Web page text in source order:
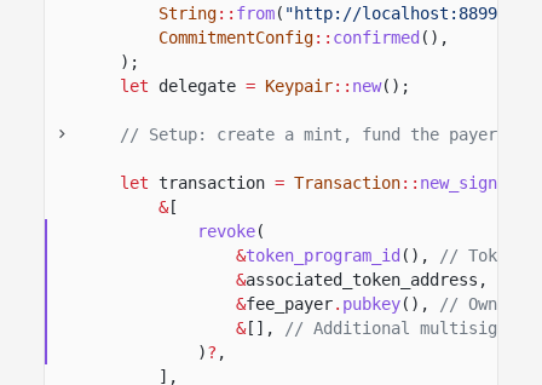
String:: from( "http://localhost:8899"
CommitmentConfig:: confirmed (),
);
let
delegate = Keypair:: new();
// Setup: create a mint, fund the payer's
let transaction = Transaction::
&[
revoke(
&token_program_id (),
// Token
&associated_token_address,
&fee_payer. pubkey(),
// Owner
&[],
// Additional multisig
)? ,
],